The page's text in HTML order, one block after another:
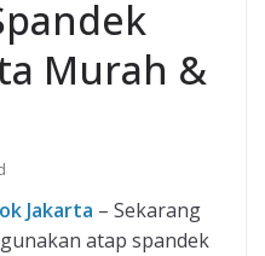
Murah &
Jakarta – Sekarang
atap spandek